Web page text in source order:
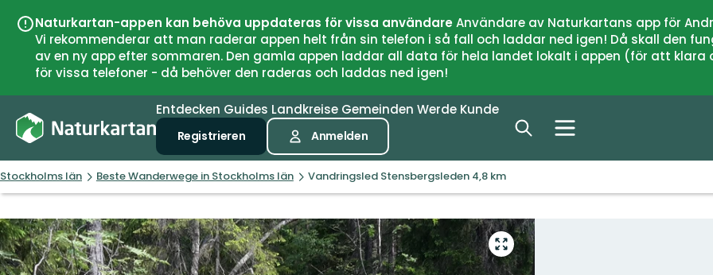
Naturkartan-appen kan behöva uppdateras för vissa användareAnvändare av Naturkartans app för
Vi rekommenderar att man raderar appen helt från sin telefon i så fall och laddar ned igen! Då skall den
av en ny app efter sommaren. Den gamla appen laddar all data för hela landet lokalt i appen (för att
för vissa telefoner - då behöver den raderas och laddas ned igen!
Entdecken Guides Landkreise Gemeinden Werde Kunde
Registrieren Anmelden
Stockholms län Beste Wanderwege in Stockholms län Vandringsled Stensbergsleden 4,8 km
Vollbild
öffnen